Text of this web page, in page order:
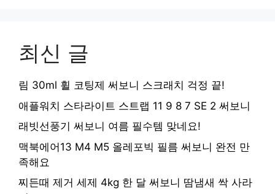
최신 글
림 30ml 휠 코팅제 써보니 스크래치 걱정 끝!
애플워치 스타라이트 스트랩 11 9 8 7 SE 2 써보니
래빗선풍기 써보니 여름 필수템 맞네요!
맥북에어13 M4 M5 올레포빅 필름 써보니 완전 만
족해요
찌든때 제거 세제 4kg 한 달 써보니 땀냄새 싹 사라